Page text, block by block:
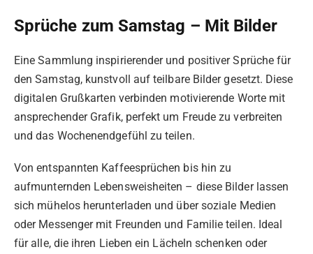
Sprüche zum Samstag – Mit Bilder
Eine Sammlung inspirierender und positiver Sprüche für
den Samstag, kunstvoll auf teilbare Bilder gesetzt. Diese
digitalen Grußkarten verbinden motivierende Worte mit
ansprechender Grafik, perfekt um Freude zu verbreiten
und das Wochenendgefühl zu teilen.
Von entspannten Kaffeesprüchen bis hin zu
aufmunternden Lebensweisheiten – diese Bilder lassen
sich mühelos herunterladen und über soziale Medien
oder Messenger mit Freunden und Familie teilen. Ideal
für alle, die ihren Lieben ein Lächeln schenken oder